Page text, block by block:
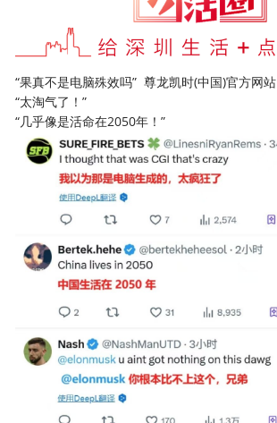
“果真不是电脑殊效吗” 尊龙凯时(中国)官方网站
“太淘气了！”
“几乎像是活命在2050年！”